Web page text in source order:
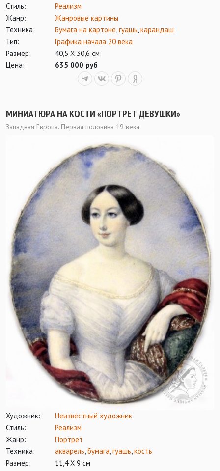
Стиль:
Реализм
Жанр:
Жанровые картины
Техника:
Бумага на картоне,гуашь,карандаш
Тип:
Графика начала 20 века
Размер:
40,5 Х 30,6 см
Цена:
635 000 руб
МИНИАТЮРА НА КОСТИ «ПОРТРЕТ ДЕВУШКИ»
Западная Европа. Первая половина 19 века
Художник:
Неизвестный художник
Стиль:
Реализм
Жанр:
Портрет
Техника:
акварель бумага гуашь кость
Размер:
11,4 Х 9 см